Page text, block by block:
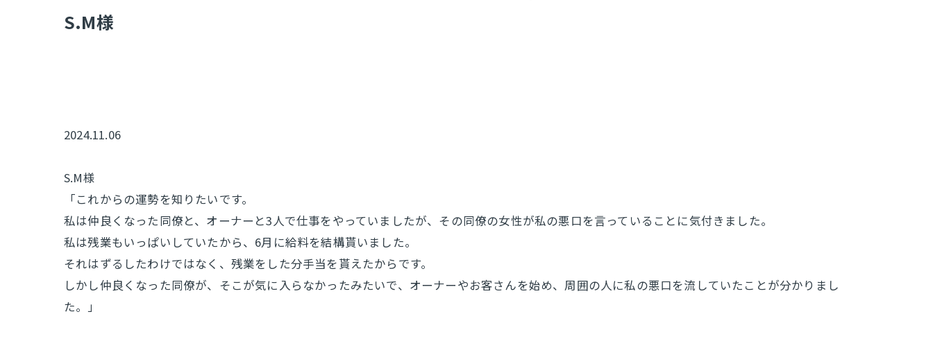
S.M様
2024.11.06
S.M様
「これからの運勢を知りたいです。
私は仲良くなった同僚と、オーナーと3人で仕事をやっていましたが、その同僚の女性が私の悪口を言っていることに気付きました。
私は残業もいっぱいしていたから、6月に給料を結構貰いました。
それはずるしたわけではなく、残業をした分手当を貰えたからです。
しかし仲良くなった同僚が、そこが気に入らなかったみたいで、オーナーやお客さんを始め、周囲の人に私の悪口を流していたことが分かりまし
た。」